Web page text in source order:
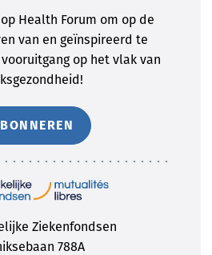
Health Forum om op de
van en geïnspireerd te
op het vlak van
Ziekenfondsen
788A